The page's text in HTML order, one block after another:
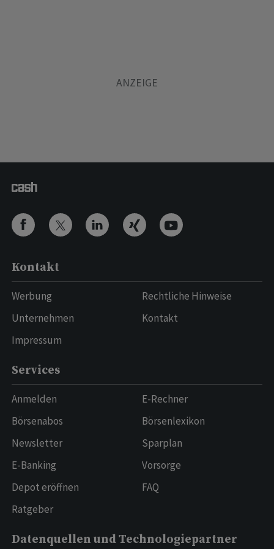
Kontakt
Werbung
Unternehmen
Impressum
Rechtliche Hinweise
Kontakt
Services
Anmelden
Börsenabos
Newsletter
E-Banking
Depot eröffnen
Ratgeber
E-Rechner
Börsenlexikon
Sparplan
Vorsorge
FAQ
Datenquellen und Technologiepartner